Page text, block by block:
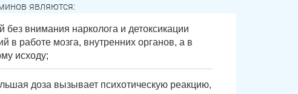
являются:
без внимания нарколога и детоксикации
в работе мозга, внутренних органов, а в
исходу;
доза вызывает психотическую реакцию,